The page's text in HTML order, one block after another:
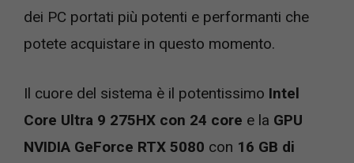
dei PC portati più potenti e performanti che
potete acquistare in questo momento.
Il cuore del sistema è il potentissimo Intel
Core Ultra 9 275HX con 24 core e la GPU
NVIDIA GeForce RTX 5080 con 16 GB di